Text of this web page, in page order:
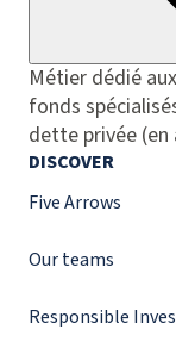
Métier dédié
fonds
dette privée
DISCOVER
Five Arrows
Our teams
Responsible